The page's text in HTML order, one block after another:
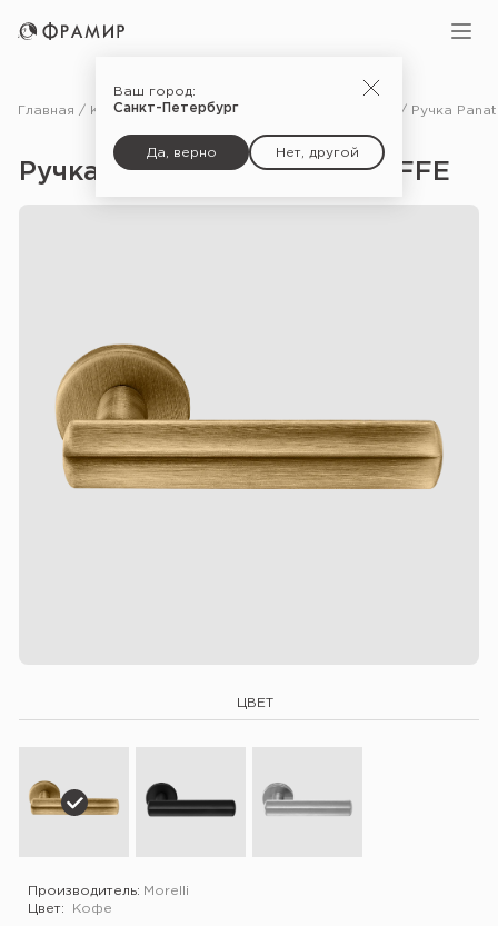
Ваш город:
Санкт-Петербург
Да, верно Нет, другой
Главная Каталог Фурнитура
Ручка Panathenaic R5 — CAFFE
ЦВЕТ
Производитель: Morelli
Цвет:
Кофе